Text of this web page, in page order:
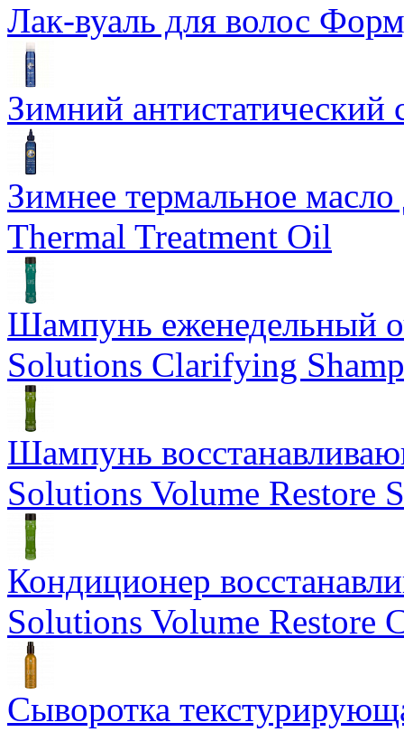
Лак-вуаль для волос
Зимний
Зимнее термальное
Thermal Treatment Oil
Шампунь еженедельный
Solutions Clarifying
Шампунь
Solutions Volume Restore
Кондиционер
Solutions Volume Restore
Сыворотка